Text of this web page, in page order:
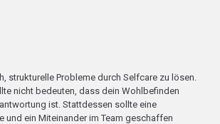
strukturelle Probleme durch Selfcare zu lösen.
nicht bedeuten, dass dein Wohlbefinden
ist. Stattdessen sollte eine
und ein Miteinander im Team geschaffen